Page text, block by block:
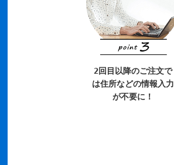
2回目以降のご注文で
は住所などの情報入力
が不要に！